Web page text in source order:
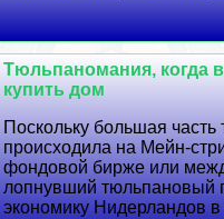
Тюльпаномания, когда
купить дом
Поскольку большая часть
происходила на Мейн-
фондовой бирже или
лопнувший тюльпановый
экономику Нидерландов